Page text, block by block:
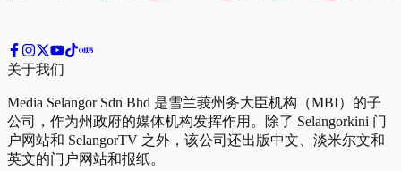
关于我们
Media Selangor Sdn Bhd 是雪兰莪州务大臣机构（MBI）的子
公司，作为州政府的媒体机构发挥作用。除了 Selangorkini 门
户网站和 SelangorTV 之外，该公司还出版中文、淡米尔文和
英文的门户网站和报纸。